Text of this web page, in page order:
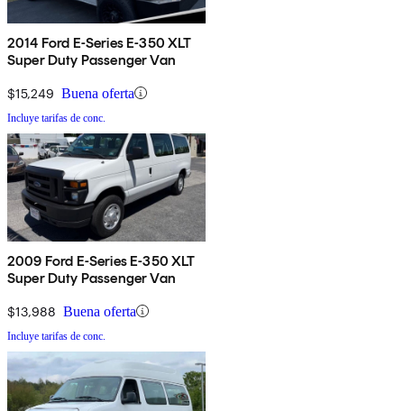
2014 Ford E-Series E-350 XLT
Super Duty Passenger Van
$15,249 Buena oferta
Incluye tarifas de conc.
2009 Ford E-Series E-350 XLT
Super Duty Passenger Van
$13,988 Buena oferta
Incluye tarifas de conc.